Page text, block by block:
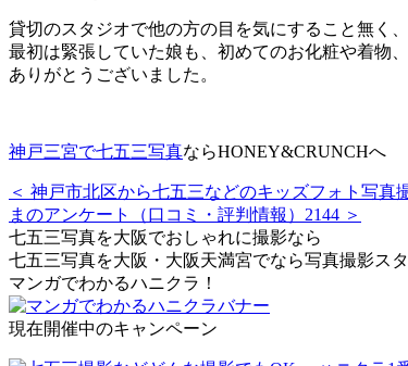
貸切のスタジオで他の方の目を気にすること無く
最初は緊張していた娘も、初めてのお化粧や着物
ありがとうございました。
神戸三宮で七五三写真ならHONEY&CRUNCHへ
＜ 神戸市北区から七五三などのキッズフォト写
まのアンケート（口コミ・評判情報）2144 ＞
七五三写真を大阪でおしゃれに撮影なら
七五三写真を大阪・大阪天満宮でなら写真撮影ス
マンガでわかるハニクラ！
現在開催中のキャンペーン